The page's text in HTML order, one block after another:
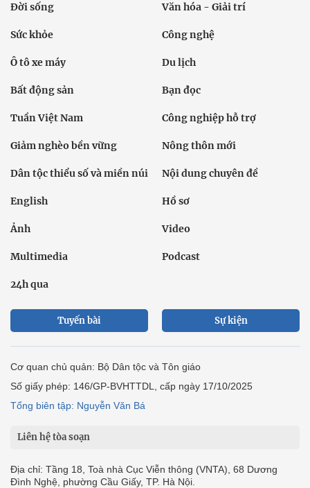
Đời sống Văn hóa - Giải trí
Sức khỏe Công nghệ
Ô tô xe máy Du lịch
Bất động sản Bạn đọc
Tuần Việt Nam Công nghiệp hỗ trợ
Giảm nghèo bền vững Nông thôn mới
Dân tộc thiểu số và miền núi Nội dung chuyên đề
English Hồ sơ
Ảnh Video
Multimedia Podcast
24h qua
Tuyến bài Sự kiện
Cơ quan chủ quản: Bộ Dân tộc và Tôn giáo
Số giấy phép: 146/GP-BVHTTDL, cấp ngày 17/10/2025
Tổng biên tập: Nguyễn Văn Bá
Liên hệ tòa soạn
Địa chỉ: Tầng 18, Toà nhà Cục Viễn thông (VNTA), 68 Dương
Đình Nghệ, phường Cầu Giấy, TP. Hà Nội.